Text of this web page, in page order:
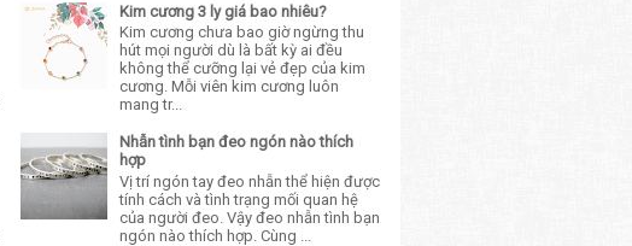
Kim cương 3 ly giá bao nhiêu?
Kim cương chưa bao giờ ngừng thu
hút mọi người dù là bất kỳ ai đều
không thể cưỡng lại vẻ đẹp của kim
cương. Mỗi viên kim cương luôn
mang tr...
Nhẫn tình bạn đeo ngón nào thích
hợp
Vị trí ngón tay đeo nhẫn thể hiện được
tính cách và tình trạng mối quan hệ
của người đeo. Vậy đeo nhẫn tình bạn
ngón nào thích hợp. Cùng ...